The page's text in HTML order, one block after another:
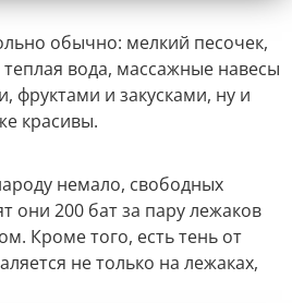
обычно: мелкий песочек,
вода, массажные навесы
фруктами и закусками, ну и
красивы.
немало, свободных
они 200 бат за пару лежаков
Кроме того, есть тень от
не только на лежаках,